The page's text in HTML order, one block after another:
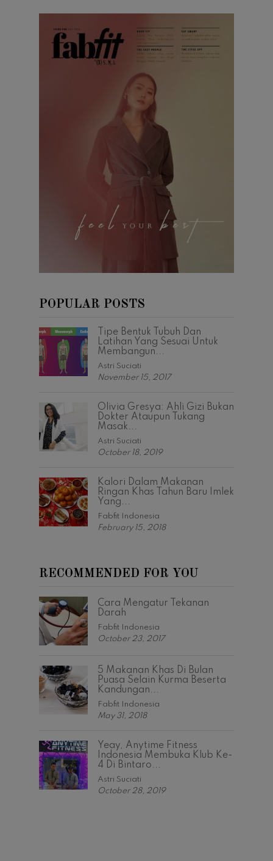
POPULAR POSTS
Tipe Bentuk Tubuh Dan
Latihan Yang Sesuai Untuk
Membangun...
Astri Suciati
November 15, 2017
Olivia Gresya: Ahli Gizi Bukan
Dokter Ataupun Tukang
Masak...
Astri Suciati
October 18, 2019
Kalori Dalam Makanan
Ringan Khas Tahun Baru Imlek
Yang...
Fabfit Indonesia
February 15, 2018
RECOMMENDED FOR YOU
Cara Mengatur Tekanan
Darah
Fabfit Indonesia
October 23, 2017
5 Makanan Khas Di Bulan
Puasa Selain Kurma Beserta
Kandungan...
Fabfit Indonesia
May 31, 2018
Yeay, Anytime Fitness
Indonesia Membuka Klub Ke-
4 Di Bintaro...
Astri Suciati
October 28, 2019